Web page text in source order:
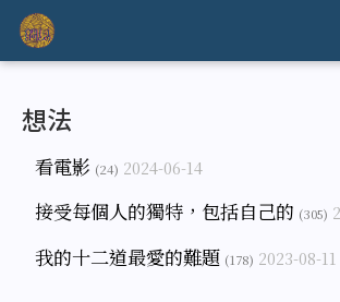
想法
看電影 (24) 2024-06-14
接受每個人的獨特，包括自己的 (305)
我的十二道最愛的難題 (178) 2023-08-11